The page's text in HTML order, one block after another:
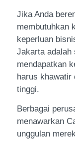
Jika Anda
membutuhkan
keperluan
Jakarta adalah
mendapatkan
harus khawatir
tinggi.
Berbagai
menawarkan
unggulan